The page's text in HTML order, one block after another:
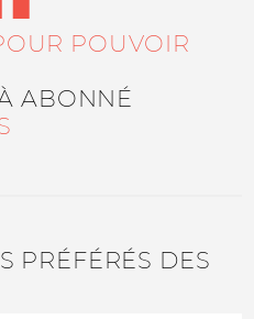
POUVOIR
ABONNÉ
PRÉFÉRÉS DES